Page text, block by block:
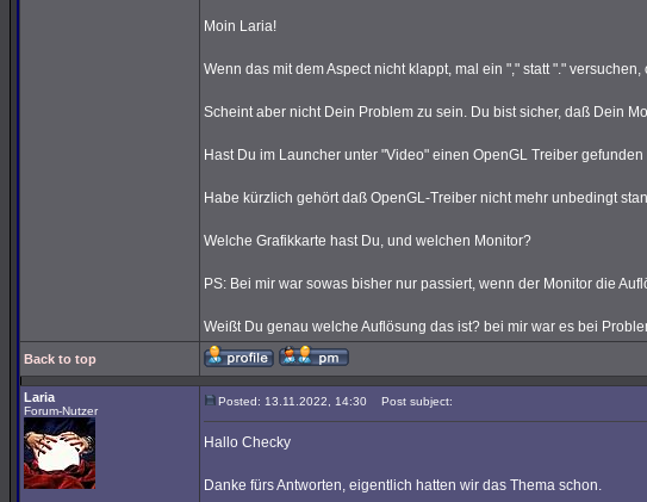
Moin Laria!
Wenn das mit dem Aspect nicht klappt, mal ein "," statt "."
Scheint aber nicht Dein Problem zu sein. Du bist sicher, daß Dein
Hast Du im Launcher unter "Video" einen OpenGL Treiber
Habe kürzlich gehört daß OpenGL-Treiber nicht mehr unbedingt
Welche Grafikkarte hast Du, und welchen Monitor?
PS: Bei mir war sowas bisher nur passiert, wenn der Monitor die
Weißt Du genau welche Auflösung das ist? bei mir war es bei
Back to top
Laria
Forum-Nutzer
Posted: 13.11.2022, 14:30 Post subject:
Hallo Checky
Danke fürs Antworten, eigentlich hatten wir das Thema schon.